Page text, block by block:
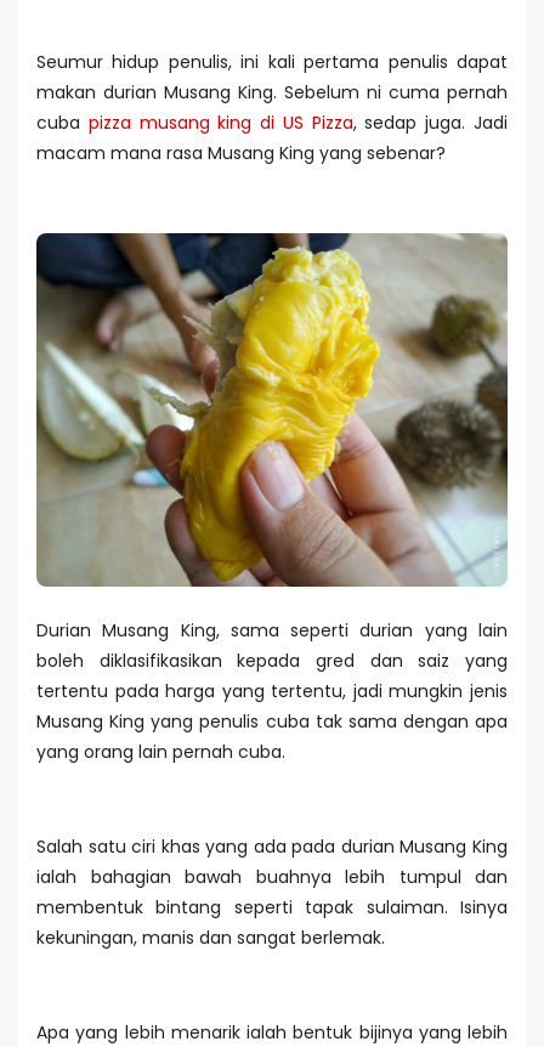
Seumur hidup penulis, ini kali pertama penulis dapat
makan durian Musang King. Sebelum ni cuma pernah
cuba pizza musang king di US Pizza, sedap juga. Jadi
macam mana rasa Musang King yang sebenar?
Durian Musang King, sama seperti durian yang lain
boleh diklasifikasikan kepada gred dan saiz yang
tertentu pada harga yang tertentu, jadi mungkin jenis
Musang King yang penulis cuba tak sama dengan apa
yang orang lain pernah cuba.
Salah satu ciri khas yang ada pada durian Musang King
ialah bahagian bawah buahnya lebih tumpul dan
membentuk bintang seperti tapak sulaiman. Isinya
kekuningan, manis dan sangat berlemak.
Apa yang lebih menarik ialah bentuk bijinya yang lebih